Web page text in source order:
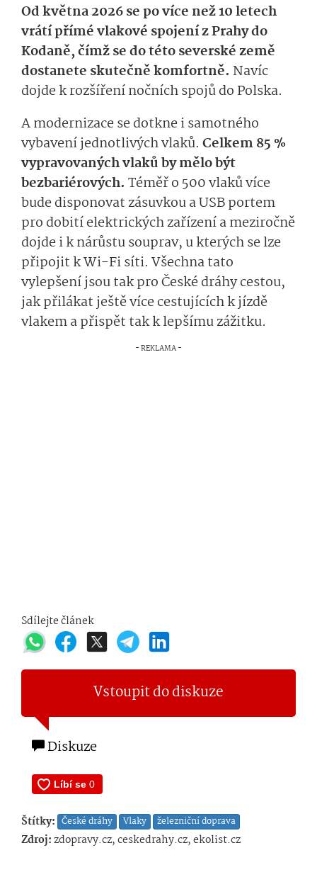
Od května 2026 se po více než 10 letech
vrátí přímé vlakové spojení z Prahy do
Kodaně, čímž se do této severské země
dostanete skutečně komfortně. Navíc
dojde k rozšíření nočních spojů do Polska.
A modernizace se dotkne i samotného
vybavení jednotlivých vlaků. Celkem 85 %
vypravovaných vlaků by mělo být
bezbariérových. Téměř o 500 vlaků více
bude disponovat zásuvkou a USB portem
pro dobití elektrických zařízení a meziročně
dojde i k nárůstu souprav, u kterých se lze
připojit k Wi-Fi síti. Všechna tato
vylepšení jsou tak pro České dráhy cestou,
jak přilákat ještě více cestujících k jízdě
vlakem a přispět tak k lepšímu zážitku.
Sdílejte článek
Vstoupit do diskuze
Diskuze
Štítky: České dráhy Vlaky železniční doprava
Zdroj:zdopravy.cz, ceskedrahy.cz, ekolist.cz